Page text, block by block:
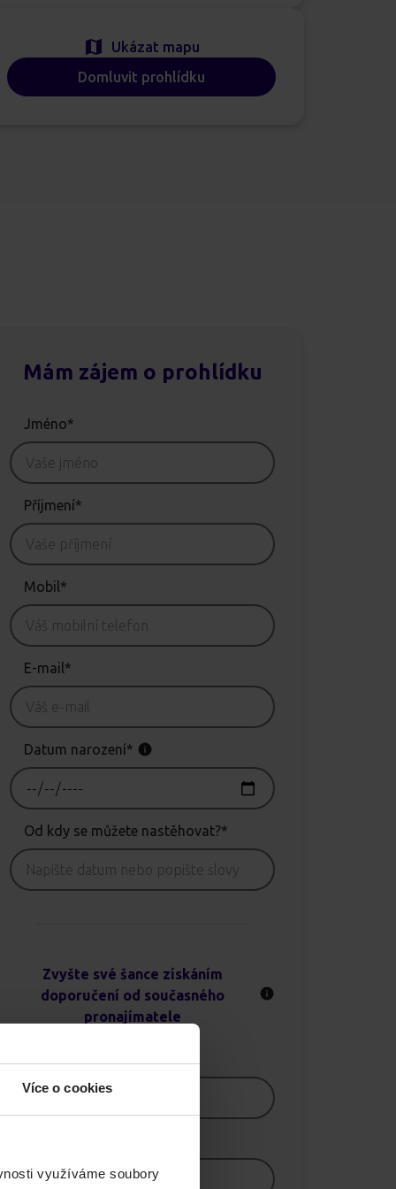
Více o cookies
využíváme soubory
Ukázat mapu
Domluvit prohlídku
Mám zájem o prohlídku
Jméno*
Příjmení*
Mobil*
E-mail*
Datum narození*
Od kdy se můžete nastěhovat?*
Zvyšte své šance získáním
doporučení od současného
pronajímatele